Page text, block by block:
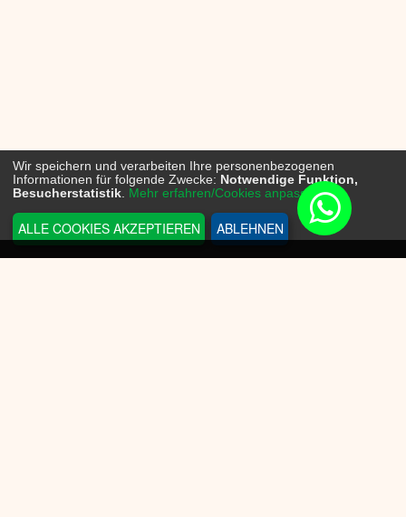
Wir speichern und verarbeiten Ihre personenbezogenen
Informationen für folgende Zwecke: Notwendige Funktion,
Besucherstatistik Mehr erfahren/Cookies anpassen...
ALLE COOKIES AKZEPTIEREN ABLEHNEN